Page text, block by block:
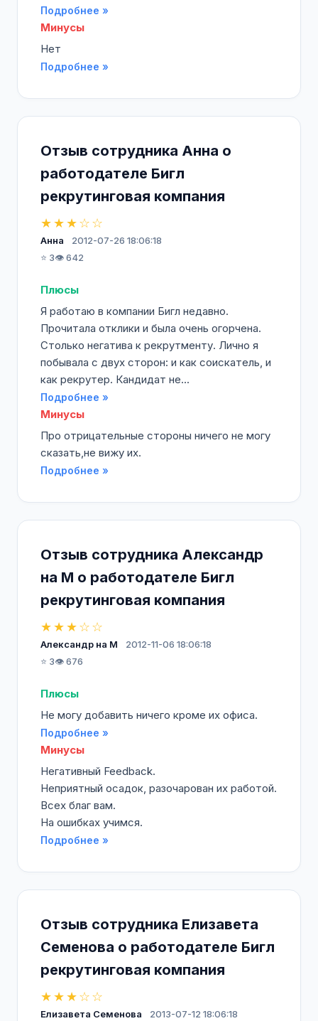
Подробнее »
Минусы
Нет
Подробнее »
Отзыв сотрудника Анна о
работодателе Бигл
рекрутинговая компания
★★★☆☆
Анна
2012-07-26 18:06:18
⭐ 3👁️ 642
Плюсы
Я работаю в компании Бигл недавно.
Прочитала отклики и была очень огорчена.
Столько негатива к рекрутменту. Лично я
побывала с двух сторон: и как соискатель, и
как рекрутер. Кандидат не...
Подробнее »
Минусы
Про отрицательные стороны ничего не могу
сказать,не вижу их.
Подробнее »
Отзыв сотрудника Александр
на М о работодателе Бигл
рекрутинговая компания
★★★☆☆
Александр на М
2012-11-06 18:06:18
⭐ 3👁️ 676
Плюсы
Не могу добавить ничего кроме их офиса.
Подробнее »
Минусы
Негативный Feedback.
Неприятный осадок, разочарован их работой.
Всех благ вам.
На ошибках учимся.
Подробнее »
Отзыв сотрудника Елизавета
Семенова о работодателе Бигл
рекрутинговая компания
★★★☆☆
Елизавета Семенова
2013-07-12 18:06:18